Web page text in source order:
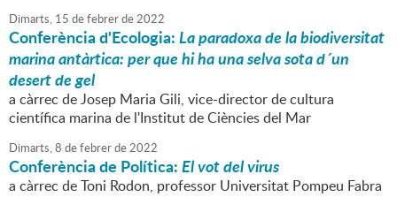
Dimarts, 15 defebrerde2022
Conferència d'Ecologia:La paradoxa de la biodiversitat
marina antàrtica: per que hi ha una selva sota d´un
desert de gel
a càrrec de Josep Maria Gili, vice-director de cultura
científica marina de l'Institut de Ciències del Mar
Dimarts,8 defebrerde2022
Conferència de Política:El vot del virus
a càrrec de Toni Rodon, professor Universitat Pompeu Fabra